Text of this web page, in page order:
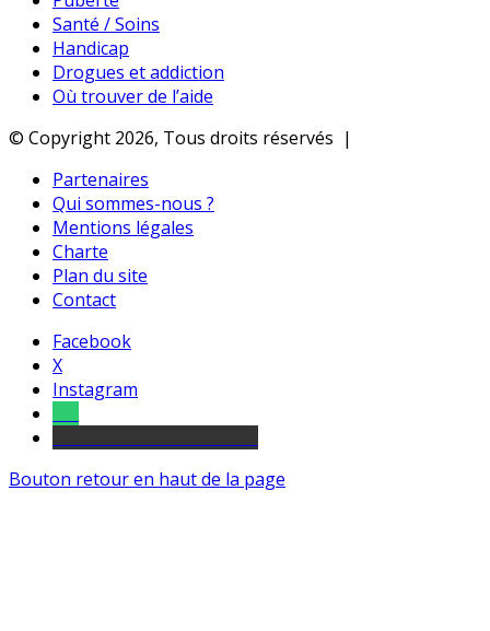
Santé / Soins
Handicap
Drogues et addiction
Où trouver de l’aide
© Copyright 2026, Tous droits réservés |
Partenaires
Qui sommes-nous ?
Mentions légales
Charte
Plan du site
Contact
Facebook
X
Instagram
Bouton retour en haut de la page